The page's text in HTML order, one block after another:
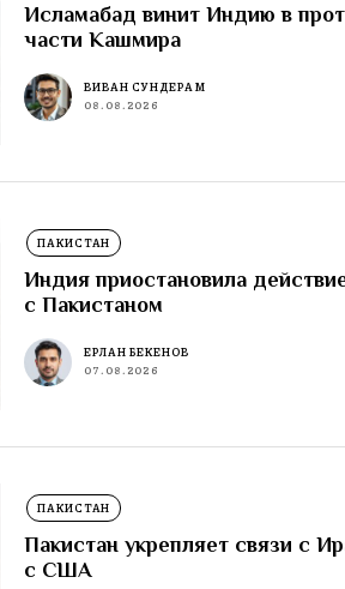
Исламабад винит Индию в
части Кашмира
ВИВАН СУНДЕРАМ
08.08.2026
ПАКИСТАН
Индия приостановила
с Пакистаном
ЕРЛАН БЕКЕНОВ
07.08.2026
ПАКИСТАН
Пакистан укрепляет связи с
с США